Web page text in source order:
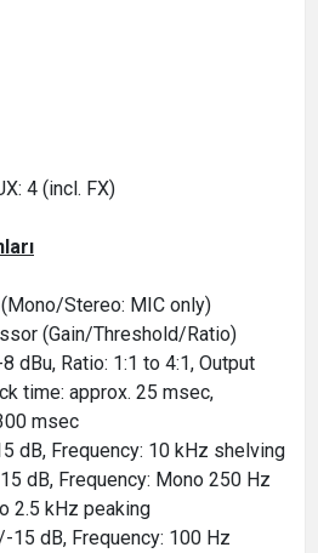
4 (incl. FX)
Stereo: MIC only)
(Gain/Threshold/Ratio)
dBu, Ratio: 1:1 to 4:1, Output
time: approx. 25 msec,
msec
dB, Frequency: 10 kHz shelving
dB, Frequency: Mono 250 Hz
2.5 kHz peaking
15 dB, Frequency: 100 Hz